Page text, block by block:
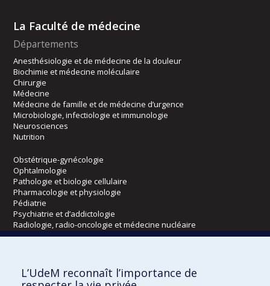
La Faculté de médecine
Départements
Anesthésiologie et de médecine de la douleur
Biochimie et médecine moléculaire
Chirurgie
Médecine
Médecine de famille et de médecine d’urgence
Microbiologie, infectiologie et immunologie
Neurosciences
Nutrition
Obstétrique-gynécologie
Ophtalmologie
Pathologie et biologie cellulaire
Pharmacologie et physiologie
Pédiatrie
Psychiatrie et d’addictologie
Radiologie, radio-oncologie et médecine nucléaire
Kinésiologie et des sciences de l’activité physique
L’UdeM reconnaît l’importance de